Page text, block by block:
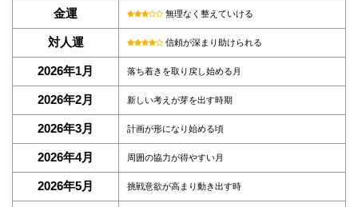
金運 無理なく整えていける
対人運 信頼が深まり助けられる
2026年1月 落ち着きを取り戻し始める月
2026年2月 新しい考えが芽を出す時期
2026年3月 計画が形になり始める頃
2026年4月 周囲の協力が得やすい月
2026年5月 挑戦意欲が高まり動き出す時